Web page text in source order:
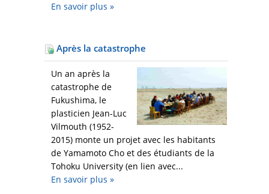
En savoir plus »
Après la catastrophe
Un an après la
catastrophe de
Fukushima, le
plasticien Jean-Luc
Vilmouth (1952-
2015) monte un projet avec les habitants
de Yamamoto Cho et des étudiants de la
Tohoku University (en lien avec...
En savoir plus »